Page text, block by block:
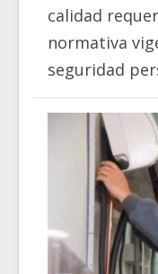
calidad
normativa
seguridad